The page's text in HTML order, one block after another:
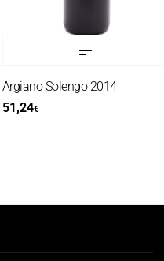
Argiano Solengo 2014
51,24€